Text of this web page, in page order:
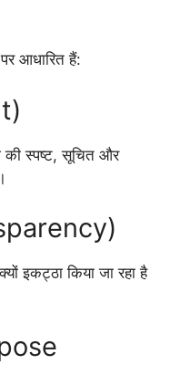
पर आधारित हैं:
की स्पष्ट, सूचित और
इकट्ठा किया जा रहा है